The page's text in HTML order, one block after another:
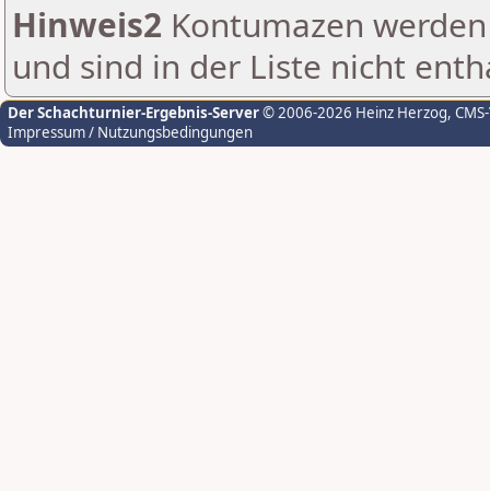
Hinweis2 Kontumazen
und sind in der Liste nicht
Der Schachturnier-Ergebnis-Server© 2006-2026 Heinz Herzog,
Impressum / Nutzungsbedingungen